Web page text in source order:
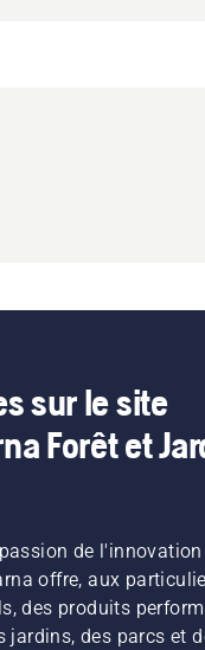
sur le site
Forêt et
de
offre, aux
des produits
jardins, des parcs et